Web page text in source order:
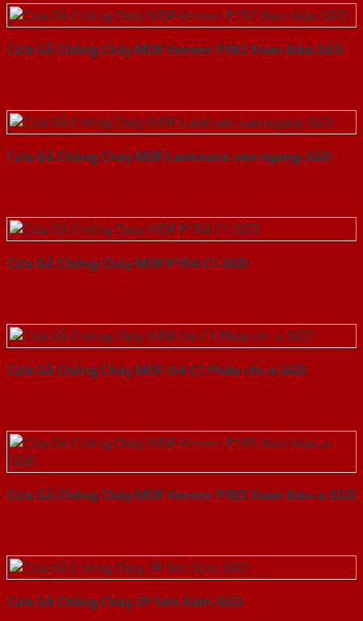
Cửa Gỗ Chống Cháy MDF Veneer P1R2 Xoan Đào-SGD
Cửa Gỗ Chống Cháy MDF Laminate van ngang-SGD
Cửa Gỗ Chống Cháy MDF P1R4-C1-SGD
Cửa Gỗ Chống Cháy MDF O4-C1 Phào chi-a-SGD
Cửa Gỗ Chống Cháy MDF Veneer P1R5 Xoan Đào-a-SGD
Cửa Gỗ Chống Cháy 2P Sơn Xám-SGD